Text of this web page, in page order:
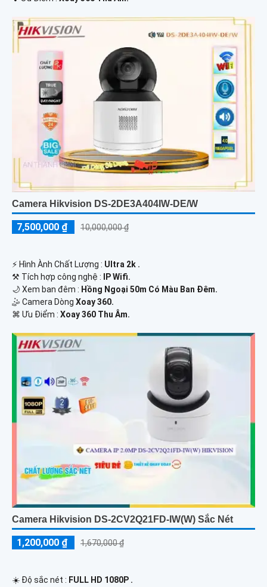
Camera Hikvision DS-2DE3A404IW-DE/W
7,500,000 ₫ 10,000,000 ₫
️⚡ Hình Ành Chất Lượng : Ultra 2k .
⚒ Tích hợp công nghệ :
IP Wifi.
🌙 Xem ban đêm : Hồng Ngoại 50m Có Màu Ban Đêm.
🤹 Camera Dòng Xoay 360.
️⌘ Ưu Điểm : Xoay 360 Thu Âm.
Camera Hikvision DS-2CV2Q21FD-IW(W) Sắc Nét
1,200,000 ₫ 1,670,000 ₫
☀️ Độ sắc nét : FULL HD 1080P .